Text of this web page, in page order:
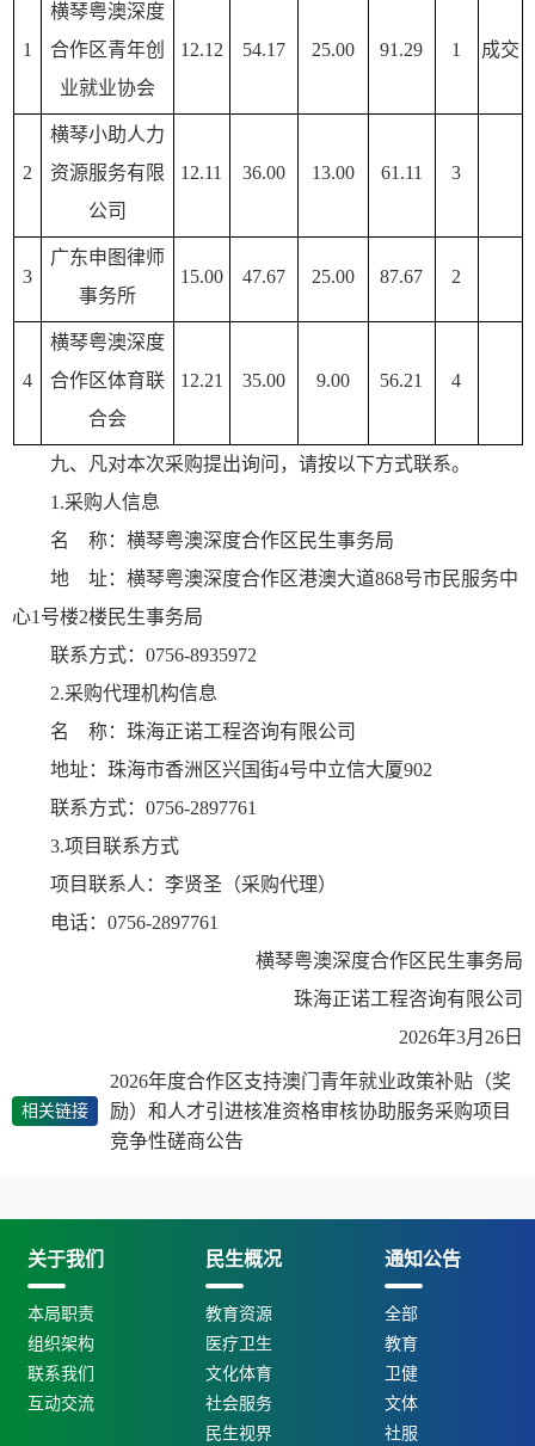
1
横琴粤澳深度
合作区青年创
业就业协会
12.12 54.17 25.00 91.29 1 成交
2
横琴小助人力
资源服务有限
公司
12.11 36.00 13.00 61.11 3
3
广东申图律师
事务所
15.00 47.67 25.00 87.67 2
4
横琴粤澳深度
合作区体育联
合会
12.21 35.00 9.00 56.21 4
九、凡对本次采购提出询问，请按以下方式联系。
1.采购人信息
名 称：横琴粤澳深度合作区民生事务局
地 址：横琴粤澳深度合作区港澳大道868号市民服务中
心1号楼2楼民生事务局
联系方式：0756-8935972
2.采购代理机构信息
名 称：珠海正诺工程咨询有限公司
地址：珠海市香洲区兴国街4号中立信大厦902
联系方式：0756-2897761
3.项目联系方式
项目联系人：李贤圣（采购代理）
电话：0756-2897761
横琴粤澳深度合作区民生事务局
珠海正诺工程咨询有限公司
2026年3月26日
相关链接
2026年度合作区支持澳门青年就业政策补贴（奖
励）和人才引进核准资格审核协助服务采购项目
竞争性磋商公告
关于我们
本局职责
组织架构
联系我们
互动交流
民生概况
教育资源
医疗卫生
文化体育
社会服务
民生视界
通知公告
全部
教育
卫健
文体
社服